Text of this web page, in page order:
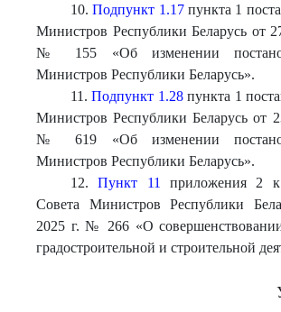
10.Подпункт 1.17пункта 1
Министров Республики Беларусь от
№ 155 «Об изменении
Министров Республики Беларусь».
11.Подпункт 1.28пункта 1
Министров Республики Беларусь от
№ 619 «Об изменении
Министров Республики Беларусь».
12.Пункт 11
приложения 2 к
Совета Министров Республики
2025 г. № 266 «О
градостроительной и строительной